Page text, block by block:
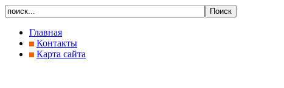
Главная
Контакты
Карта сайта